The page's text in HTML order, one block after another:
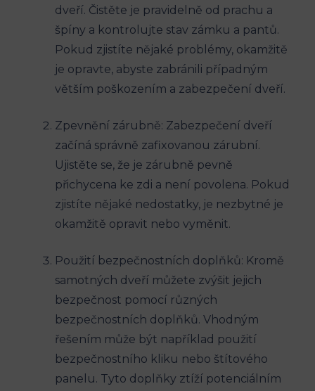
dveří. Čistěte je pravidelně od prachu a
špíny a kontrolujte ​stav zámku a pantů.
Pokud​ zjistíte nějaké problémy, okamžitě
je‍ opravte, abyste zabránili případným‌
větším poškozením a zabezpečení dveří.
Zpevnění zárubně: Zabezpečení ⁢dveří
začíná správně zafixovanou zárubní.
Ujistěte se, že je zárubně pevně
přichycena⁣ ke zdi⁤ a není povolena. Pokud
zjistíte‌ nějaké nedostatky, je nezbytné je
okamžitě opravit nebo vyměnit.
Použití bezpečnostních doplňků: Kromě
samotných dveří můžete zvýšit jejich
bezpečnost pomocí různých
bezpečnostních​ doplňků. Vhodným
řešením může být‌ například použití
bezpečnostního kliku nebo štítového
panelu. Tyto doplňky ztíží potenciálním